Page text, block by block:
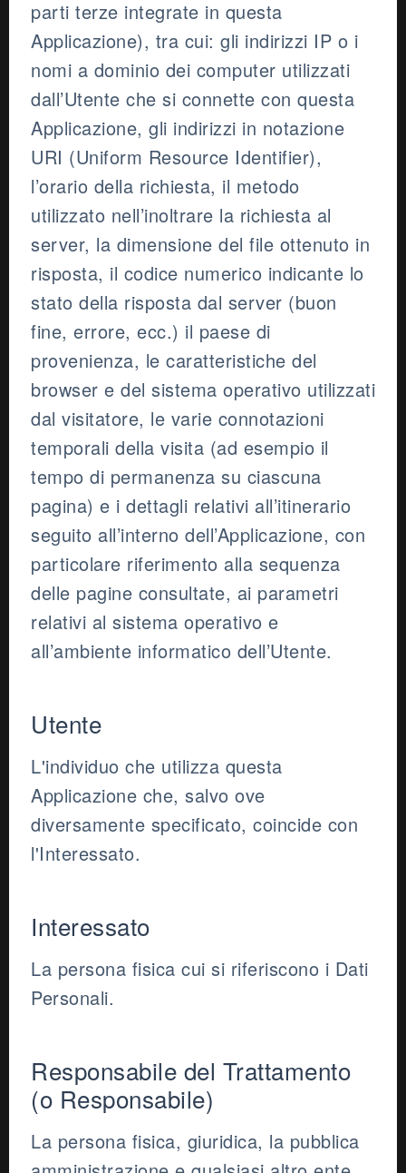
parti terze integrate in questa
Applicazione), tra cui: gli indirizzi IP o i
nomi a dominio dei computer utilizzati
dall’Utente che si connette con questa
Applicazione, gli indirizzi in notazione
URI (Uniform Resource Identifier),
l’orario della richiesta, il metodo
utilizzato nell’inoltrare la richiesta al
server, la dimensione del file ottenuto in
risposta, il codice numerico indicante lo
stato della risposta dal server (buon
fine, errore, ecc.) il paese di
provenienza, le caratteristiche del
browser e del sistema operativo utilizzati
dal visitatore, le varie connotazioni
temporali della visita (ad esempio il
tempo di permanenza su ciascuna
pagina) e i dettagli relativi all’itinerario
seguito all’interno dell’Applicazione, con
particolare riferimento alla sequenza
delle pagine consultate, ai parametri
relativi al sistema operativo e
all’ambiente informatico dell’Utente.
Utente
L'individuo che utilizza questa
Applicazione che, salvo ove
diversamente specificato, coincide con
l'Interessato.
Interessato
La persona fisica cui si riferiscono i Dati
Personali.
Responsabile del Trattamento
(o Responsabile)
La persona fisica, giuridica, la pubblica